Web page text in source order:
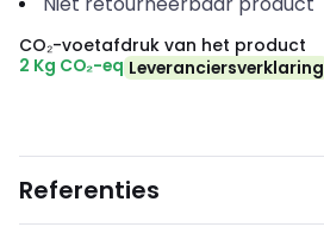
CO₂-voetafdruk van het product
2 Kg CO₂-eq Leveranciersverklaring
Referenties